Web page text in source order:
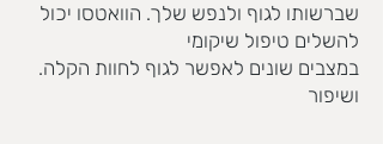
שברשותו לגוף ולנפש שלך. הוואטסו יכול
להשלים טיפול שיקומי
.במצבים שונים לאפשר לגוף לחוות הקלה
ושיפור